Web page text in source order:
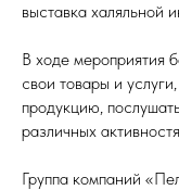
выставка халяльной
В ходе мероприятия
свои товары и
продукцию,
различных
Группа компаний